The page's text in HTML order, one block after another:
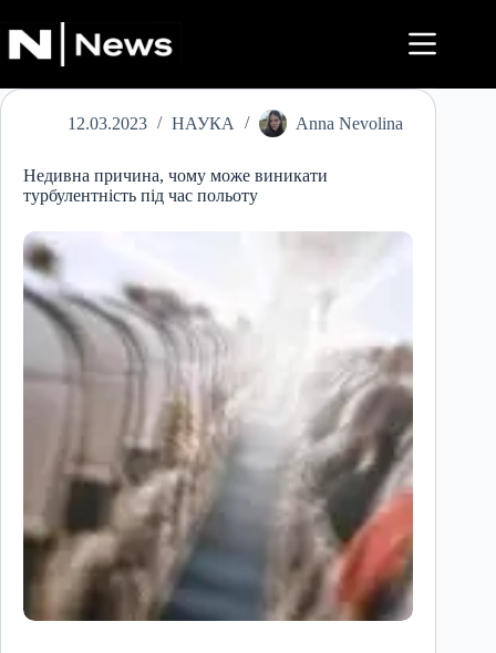
до
вмісту
12.03.2023 НАУКА Anna Nevolina
Недивна причина, чому може виникати
турбулентність під час польоту